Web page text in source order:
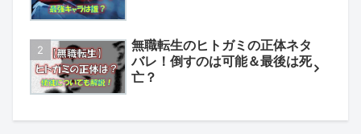
無職転生のヒトガミの正体ネタ
バレ！倒すのは可能＆最後は死
亡？